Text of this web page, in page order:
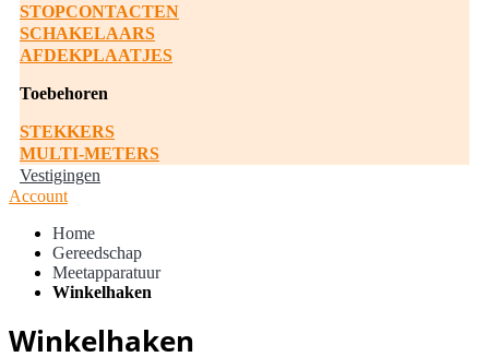
STOPCONTACTEN
SCHAKELAARS
AFDEKPLAATJES
Toebehoren
STEKKERS
MULTI-METERS
Vestigingen
Account
Home
Gereedschap
Meetapparatuur
Winkelhaken
Winkelhaken